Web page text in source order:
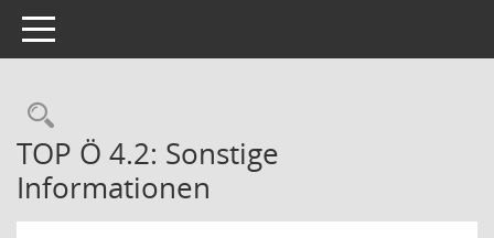
Toggle navigation
Rechercheauswahl
TOP Ö 4.2: Sonstige
Informationen